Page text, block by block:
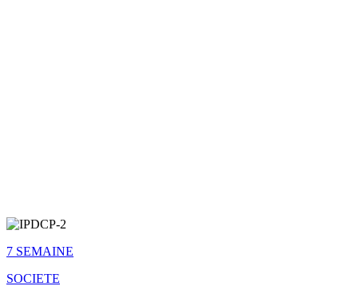
7 SEMAINE
SOCIETE